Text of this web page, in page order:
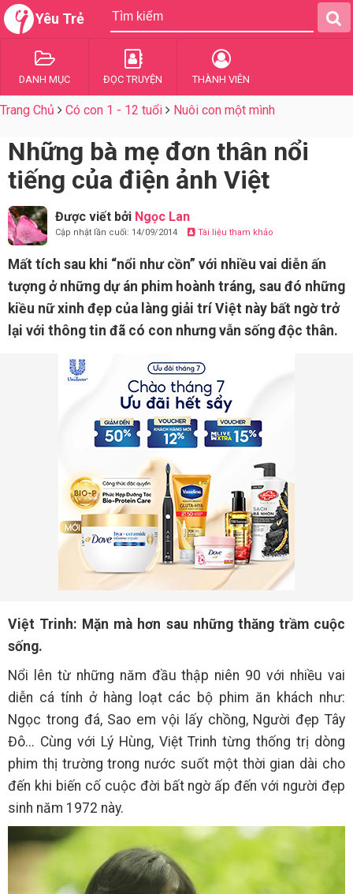
Yêu Trẻ
DANH MỤC ĐỌC TRUYỆN THÀNH VIÊN
Trang Chủ Có con 1 - 12 tuổi Nuôi con một mình
Những bà mẹ đơn thân nổi
tiếng của điện ảnh Việt
Được viết bởi Ngọc Lan
Cập nhật lần cuối: 14/09/2014 Tài liệu tham khảo
Mất tích sau khi “nổi như cồn” với nhiều vai diễn ấn
tượng ở những dự án phim hoành tráng, sau đó những
kiều nữ xinh đẹp của làng giải trí Việt này bất ngờ trở
lại với thông tin đã có con nhưng vẫn sống độc thân.
Việt Trinh: Mặn mà hơn sau những thăng trầm cuộc
sống.
Nổi lên từ những năm đầu thập niên 90 với nhiều vai
diễn cá tính ở hàng loạt các bộ phim ăn khách như:
Ngọc trong đá, Sao em vội lấy chồng, Người đẹp Tây
Đô... Cùng với Lý Hùng, Việt Trinh từng thống trị dòng
phim thị trường trong nước suốt một thời gian dài cho
đến khi biến cố cuộc đời bất ngờ ấp đến với người đẹp
sinh năm 1972 này.